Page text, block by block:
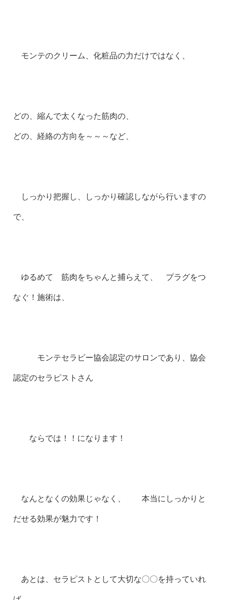
モンテのクリーム、化粧品の力だけではなく、
どの、縮んで太くなった筋肉の、
どの、経絡の方向を～～～など、
しっかり把握し、しっかり確認しながら行いますの
で、
ゆるめて 筋肉をちゃんと捕らえて、 プラグをつ
なぐ！施術は、
モンテセラピー協会認定のサロンであり、協会
認定のセラピストさん
ならでは！！になります！
なんとなくの効果じゃなく、 本当にしっかりと
だせる効果が魅力です！
あとは、セラピストとして大切な〇〇を持っていれ